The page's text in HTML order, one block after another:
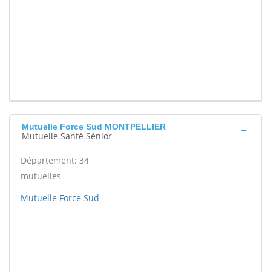
Mutuelle Force Sud MONTPELLIER
Mutuelle Santé Sénior
Département: 34
mutuelles
Mutuelle Force Sud